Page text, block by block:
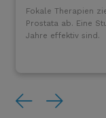
Fokale Therapien
Prostata ab. Eine
Jahre effektiv sind.
Previous
Next